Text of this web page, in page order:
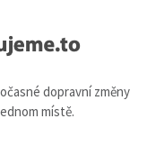
dopravní změny
místě.